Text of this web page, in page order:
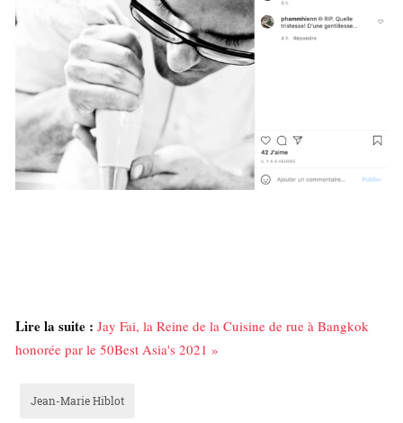
Lire la suite : Jay Fai, la Reine de la Cuisine de rue à Bangkok
honorée par le 50Best Asia's 2021 »
Jean-Marie Hiblot